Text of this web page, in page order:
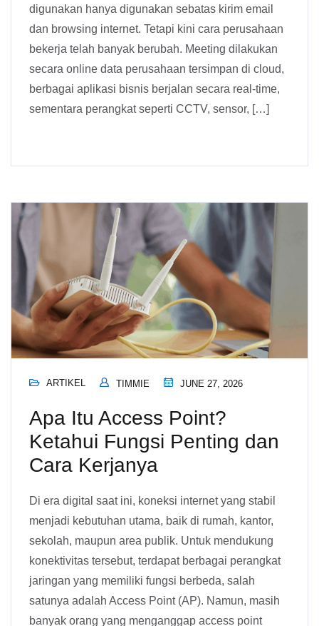
digunakan hanya digunakan sebatas kirim email
dan browsing internet. Tetapi kini cara perusahaan
bekerja telah banyak berubah. Meeting dilakukan
secara online data perusahaan tersimpan di cloud,
berbagai aplikasi bisnis berjalan secara real-time,
sementara perangkat seperti CCTV, sensor, […]
ARTIKEL TIMMIE JUNE 27, 2026
Apa Itu Access Point?
Ketahui Fungsi Penting dan
Cara Kerjanya
Di era digital saat ini, koneksi internet yang stabil
menjadi kebutuhan utama, baik di rumah, kantor,
sekolah, maupun area publik. Untuk mendukung
konektivitas tersebut, terdapat berbagai perangkat
jaringan yang memiliki fungsi berbeda, salah
satunya adalah Access Point (AP). Namun, masih
banyak orang yang menganggap access point